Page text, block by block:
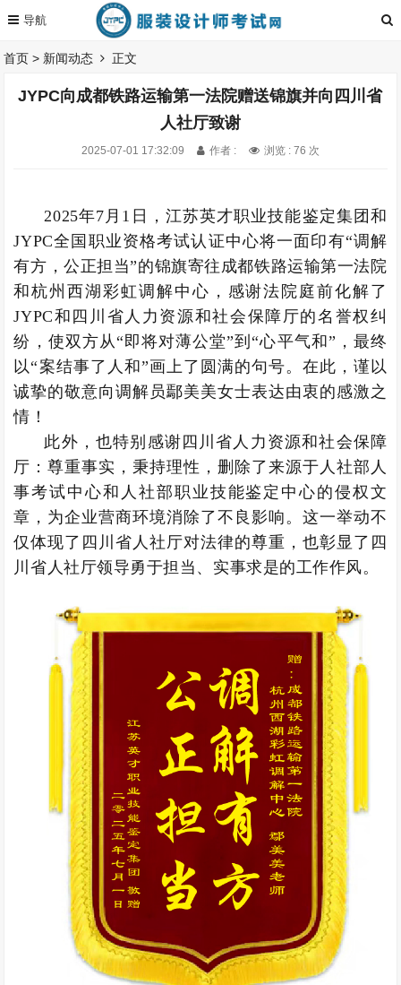
首页 > 新闻动态 正文
JYPC向成都铁路运输第一法院赠送锦旗并向四川省
人社厅致谢
2025-07-01 17:32:09 作者 : 浏览 : 76 次
2025年7月1日，江苏英才职业技能鉴定集团和
JYPC全国职业资格考试认证中心将一面印有“调解
有方，公正担当”的锦旗寄往成都铁路运输第一法院
和杭州西湖彩虹调解中心，感谢法院庭前化解了
JYPC和四川省人力资源和社会保障厅的名誉权纠
纷，使双方从“即将对薄公堂”到“心平气和”，最终
以“案结事了人和”画上了圆满的句号。在此，谨以
诚挚的敬意向调解员鄢美美女士表达由衷的感激之
情！
此外，也特别感谢四川省人力资源和社会保障
厅：尊重事实，秉持理性，删除了来源于人社部人
事考试中心和人社部职业技能鉴定中心的侵权文
章，为企业营商环境消除了不良影响。这一举动不
仅体现了四川省人社厅对法律的尊重，也彰显了四
川省人社厅领导勇于担当、实事求是的工作作风。